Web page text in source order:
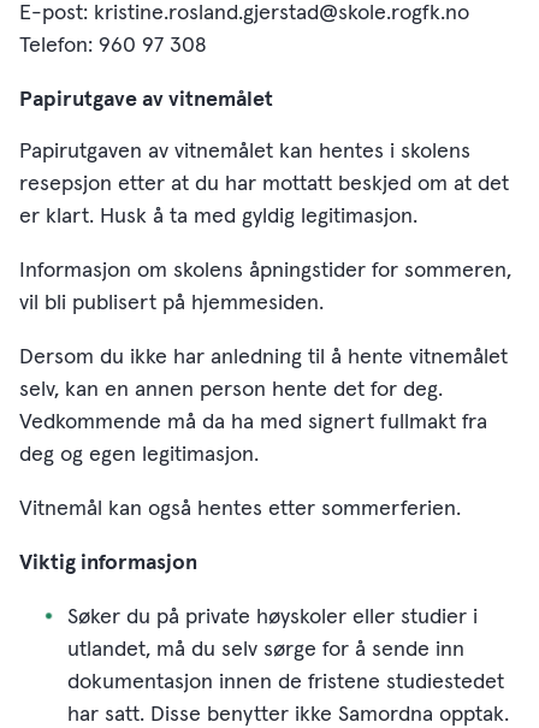
E-post: kristine.rosland.gjerstad@skole.rogfk.no
Telefon: 960 97 308
Papirutgave av vitnemålet
Papirutgaven av vitnemålet kan hentes i skolens
resepsjon etter at du har mottatt beskjed om at det
er klart. Husk å ta med gyldig legitimasjon.
Informasjon om skolens åpningstider for sommeren,
vil bli publisert på hjemmesiden.
Dersom du ikke har anledning til å hente vitnemålet
selv, kan en annen person hente det for deg.
Vedkommende må da ha med signert fullmakt fra
deg og egen legitimasjon.
Vitnemål kan også hentes etter sommerferien.
Viktig informasjon
Søker du på private høyskoler eller studier i
utlandet, må du selv sørge for å sende inn
dokumentasjon innen de fristene studiestedet
har satt. Disse benytter ikke Samordna opptak.